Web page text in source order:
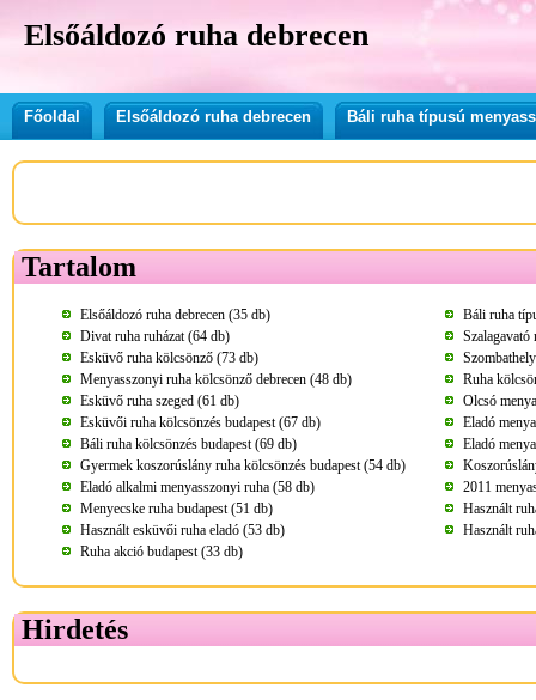
Elsőáldozó ruha debrecen
Főoldal Elsőáldozó ruha debrecen Báli ruha típusú
Tartalom
Elsőáldozó ruha debrecen (35 db)
Báli ruha
Divat ruha ruházat (64 db)
Szalagavató
Esküvő ruha kölcsönző (73 db)
Menyasszonyi ruha kölcsönző debrecen (48 db)
Ruha
Esküvő ruha szeged (61 db)
Olcsó
Esküvői ruha kölcsönzés budapest (67 db)
Eladó
Báli ruha kölcsönzés budapest (69 db)
Eladó
Gyermek koszorúslány ruha kölcsönzés budapest (54 db)
Eladó alkalmi menyasszonyi ruha (58 db)
2011
Menyecske ruha budapest (51 db)
Használt
Használt esküvői ruha eladó (53 db)
Használt
Ruha akció budapest (33 db)
Hirdetés